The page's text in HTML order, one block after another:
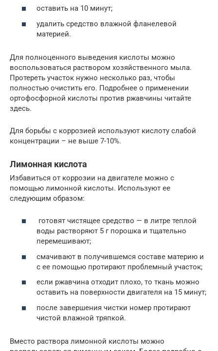
оставить на 10 минут;
удалить средство влажной фланелевой
материей.
Для полноценного выведения кислоты можно
воспользоваться раствором хозяйственного мыла.
Протереть участок нужно несколько раз, чтобы
полностью очистить его. Подробнее о применении
ортофосфорной кислоты против ржавчины читайте
здесь.
Для борьбы с коррозией используют кислоту слабой
концентрации – не выше 7-10%.
Лимонная кислота
Избавиться от коррозии на двигателе можно с
помощью лимонной кислоты. Используют ее
следующим образом:
готовят чистящее средство — в литре теплой
воды растворяют 5 г порошка и тщательно
перемешивают;
смачивают в получившемся составе материю и
с ее помощью протирают проблемный участок;
если ржавчина отходит плохо, то ткань можно
оставить на поверхности двигателя на 15 минут;
после завершения чистки номер протирают
чистой влажной тряпкой.
Вместо раствора лимонной кислоты можно